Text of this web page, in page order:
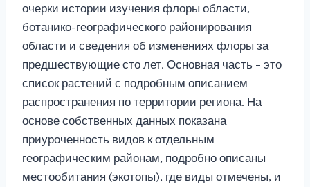
очерки истории изучения флоры области,
ботанико-географического районирования
области и сведения об изменениях флоры за
предшествующие сто лет. Основная часть – это
список растений с подробным описанием
распространения по территории региона. На
основе собственных данных показана
приуроченность видов к отдельным
географическим районам, подробно описаны
местообитания (экотопы), где виды отмечены, и